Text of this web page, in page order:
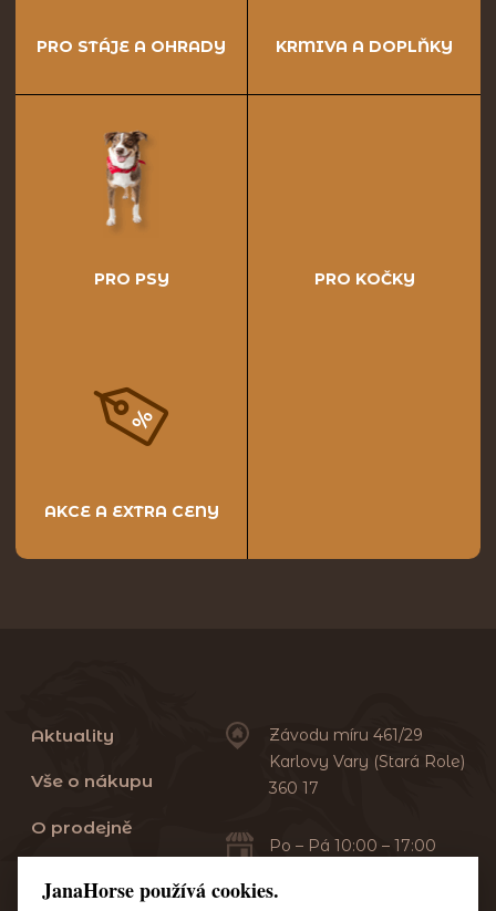
PRO STÁJE A OHRADY KRMIVA A DOPLŇKY
PRO PSY PRO KOČKY
AKCE A EXTRA CENY
Aktuality
Vše o nákupu
O prodejně
Závodu míru 461/29
Karlovy Vary (Stará Role)
360 17
Po – Pá 10:00 – 17:00
JanaHorse používá cookies.